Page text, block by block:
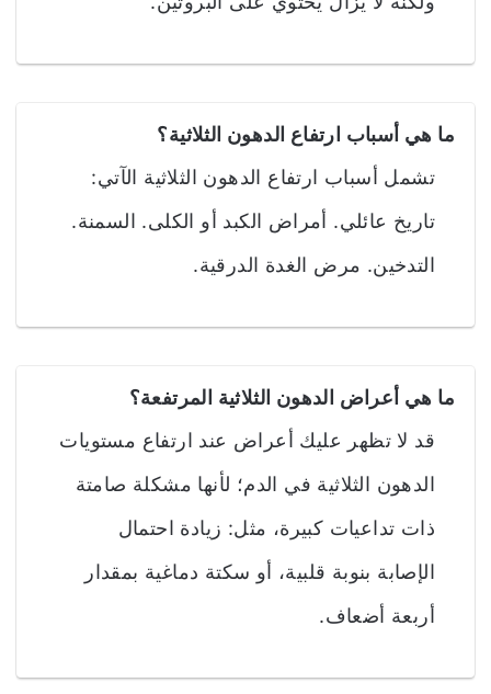
ما هي أسباب ارتفاع الدهون الثلاثية؟
تشمل أسباب ارتفاع الدهون الثلاثية الآتي:
تاريخ عائلي. أمراض الكبد أو الكلى. السمنة.
التدخين. مرض الغدة الدرقية.
ما هي أعراض الدهون الثلاثية المرتفعة؟
قد لا تظهر عليك أعراض عند ارتفاع مستويات
الدهون الثلاثية في الدم؛ لأنها مشكلة صامتة
ذات تداعيات كبيرة، مثل: زيادة احتمال
الإصابة بنوبة قلبية، أو سكتة دماغية بمقدار
أربعة أضعاف.